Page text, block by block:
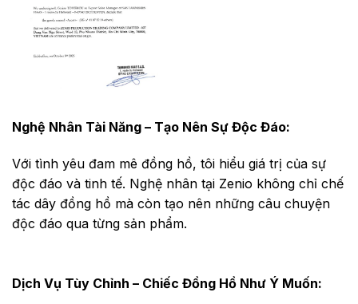
Nghệ Nhân Tài Năng – Tạo Nên Sự Độc Đáo:
Với tình yêu đam mê đồng hồ, tôi hiểu giá trị của sự
độc đáo và tinh tế. Nghệ nhân tại Zenio không chỉ chế
tác dây đồng hồ mà còn tạo nên những câu chuyện
độc đáo qua từng sản phẩm.
Dịch Vụ Tùy Chỉnh – Chiếc Đồng Hồ Như Ý Muốn: